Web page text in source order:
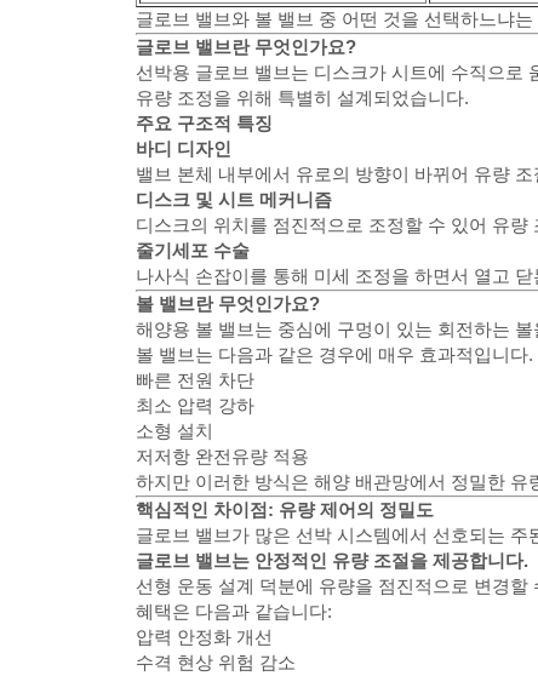
글로브 밸브와 볼 밸브 중 어떤 것을 선택하느냐
글로브 밸브란 무엇인가요?
선박용 글로브 밸브는 디스크가 시트에 수직으로
유량 조정을 위해 특별히 설계되었습니다.
주요 구조적 특징
바디 디자인
밸브 본체 내부에서 유로의 방향이 바뀌어 유량
디스크 및 시트 메커니즘
디스크의 위치를 점진적으로 조정할 수 있어 유
줄기세포 수술
나사식 손잡이를 통해 미세 조정을 하면서 열고
볼 밸브란 무엇인가요?
해양용 볼 밸브는 중심에 구멍이 있는 회전하는
볼 밸브는 다음과 같은 경우에 매우 효과적입니다.
빠른 전원 차단
최소 압력 강하
소형 설치
저저항 완전유량 적용
하지만 이러한 방식은 해양 배관망에서 정밀한 유
핵심적인 차이점: 유량 제어의 정밀도
글로브 밸브가 많은 선박 시스템에서 선호되는
글로브 밸브는 안정적인 유량 조절을 제공합니다.
선형 운동 설계 덕분에 유량을 점진적으로 변경
혜택은 다음과 같습니다:
압력 안정화 개선
수격 현상 위험 감소